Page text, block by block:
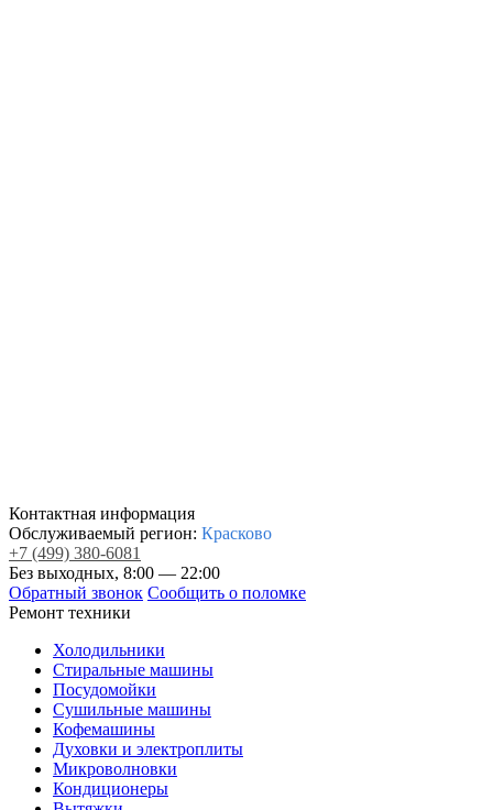
Контактная информация
Обслуживаемый регион: Красково
+7 (499) 380-6081
Без выходных, 8:00 — 22:00
Обратный звонок Сообщить о поломке
Ремонт техники
Холодильники
Стиральные машины
Посудомойки
Сушильные машины
Кофемашины
Духовки и электроплиты
Микроволновки
Кондиционеры